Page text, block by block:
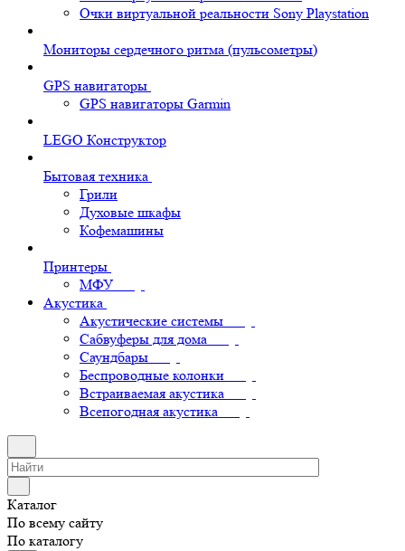
Очки виртуальной реальности Sony Playstation
Мониторы сердечного ритма (пульсометры)
GPS навигаторы
GPS навигаторы Garmin
LEGO Конструктор
Бытовая техника
Грили
Духовые шкафы
Кофемашины
Принтеры
МФУ
Акустика
Акустические системы
Сабвуферы для дома
Саундбары
Беспроводные колонки
Встраиваемая акустика
Всепогодная акустика
Каталог
По всему сайту
По каталогу